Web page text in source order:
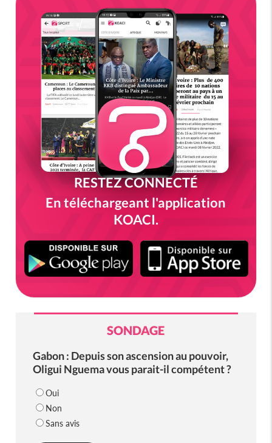
RESTEZ CONNECTÉ
En téléchargeant l'application
KOACI.
SONDAGE
Gabon : Depuis son ascension au pouvoir,
Oligui Nguema vous parait-il compétent ?
Oui
Non
Sans avis